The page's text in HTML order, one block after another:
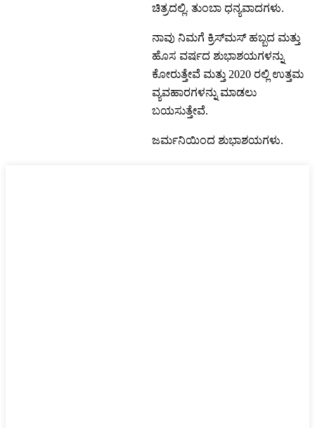
ಚಿತ್ರದಲ್ಲಿ. ತುಂಬಾ ಧನ್ಯವಾದಗಳು.
ನಾವು ನಿಮಗೆ ಕ್ರಿಸ್‌ಮಸ್ ಹಬ್ಬದ ಮತ್ತು
ಹೊಸ ವರ್ಷದ ಶುಭಾಶಯಗಳನ್ನು
ಕೋರುತ್ತೇವೆ ಮತ್ತು 2020 ರಲ್ಲಿ ಉತ್ತಮ
ವ್ಯವಹಾರಗಳನ್ನು ಮಾಡಲು
ಬಯಸುತ್ತೇವೆ.
ಜರ್ಮನಿಯಿಂದ ಶುಭಾಶಯಗಳು.